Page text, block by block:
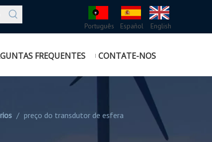
Português Español English
FREQUENTES CONTATE-NOS
/ preço do transdutor de esfera